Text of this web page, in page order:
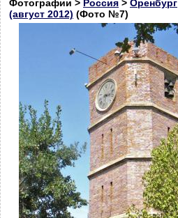
Фотографии > Россия > Оренбург
(август 2012) (Фото №7)